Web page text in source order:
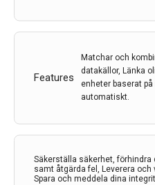
Features
Matchar och
datakällor, Länka
enheter baserat
automatiskt.
Säkerställa säkerhet, förhindra
samt åtgärda fel, Leverera
Spara och meddela dina
Parkinsonism: Knowing
september
I anslutning till den
med ett kompilat och